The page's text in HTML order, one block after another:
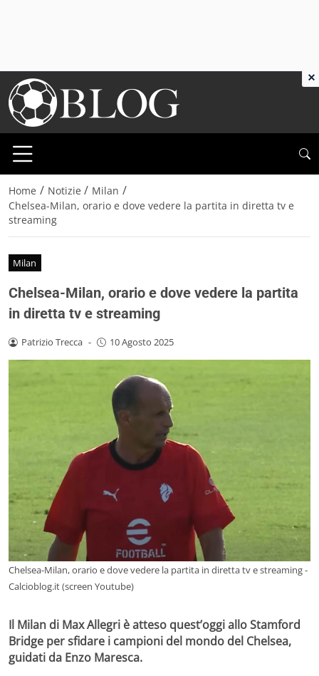
Home / Notizie / Milan /
Chelsea-Milan, orario e dove vedere la partita in diretta tv e
streaming
Milan
Chelsea-Milan, orario e dove vedere la partita
in diretta tv e streaming
Patrizio Trecca - 10 Agosto 2025
Chelsea-Milan, orario e dove vedere la partita in diretta tv e streaming -
Calcioblog.it (screen Youtube)
Il Milan di Max Allegri è atteso quest’oggi allo Stamford
Bridge per sfidare i campioni del mondo del Chelsea,
guidati da Enzo Maresca.
×